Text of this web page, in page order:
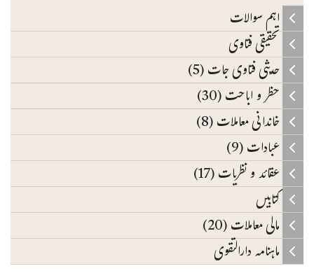
اہم سوالات
تحقیقی فتاوی
حدیثی فتاوی جات (5)
حظر و اباحت (30)
خاندانی معاملات (8)
عبادات (9)
عقائد و نظریات (17)
کتابیں
مالی معاملات (20)
ماہنامہ دارالتقوی